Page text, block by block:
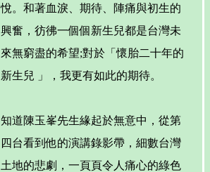
悅。和著血淚、期待、陣痛與初生的
興奮，彷彿一個個新生兒都是台灣未
來無窮盡的希望;對於「懷胎二十年的
新生兒 」，我更有如此的期待。
知道陳玉峯先生緣起於無意中，從第
四台看到他的演講錄影帶，細數台灣
土地的悲劇，一頁頁令人痛心的綠色